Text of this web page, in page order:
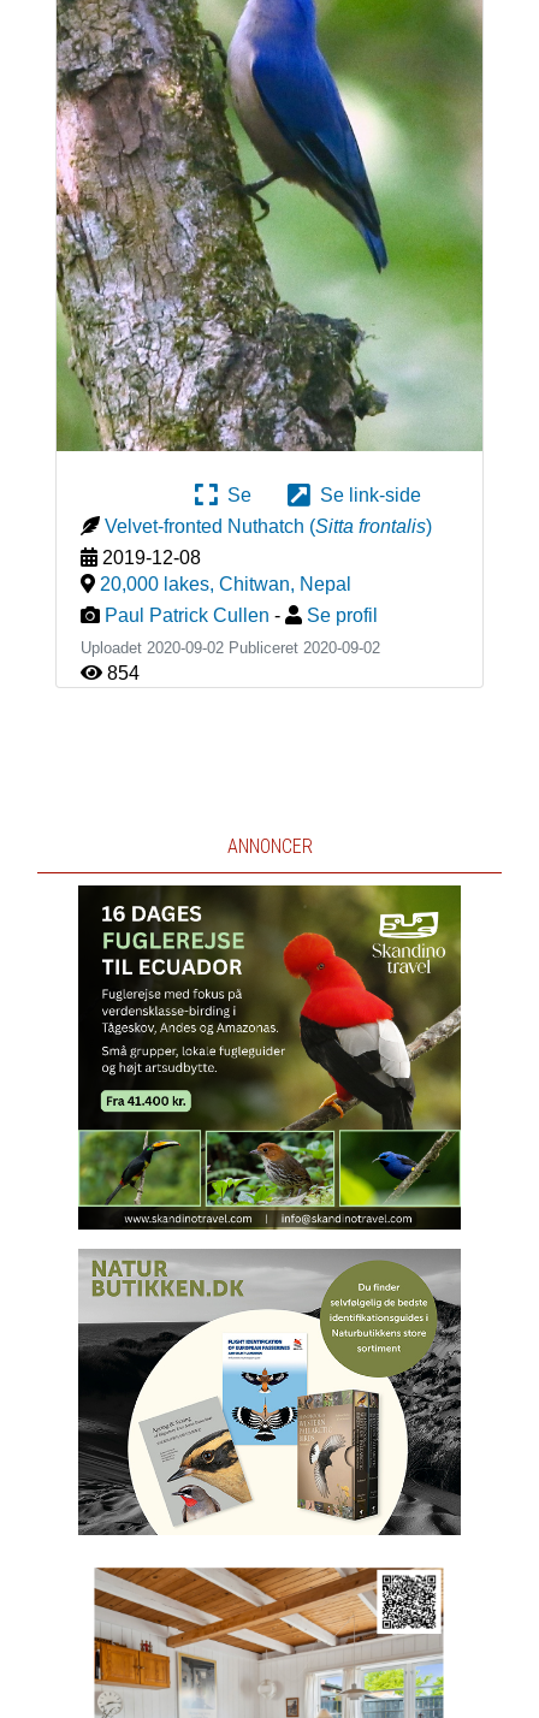
Se
Se link-side
Velvet-fronted Nuthatch (Sitta frontalis)
2019-12-08
20,000 lakes, Chitwan, Nepal
Paul Patrick Cullen - Se profil
Uploadet 2020-09-02 Publiceret 2020-09-02
854
ANNONCER